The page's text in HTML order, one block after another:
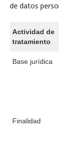
de datos
Actividad de
tratamiento
Base jurídica
Finalidad